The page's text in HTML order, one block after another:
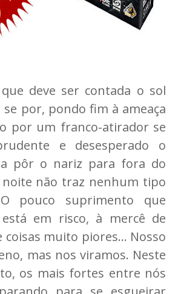
deve ser contada o sol
por, pondo fim à ameaça
por um franco-atirador se
e desesperado o
pôr o nariz para fora do
noite não traz nenhum tipo
pouco suprimento que
em risco, à mercê de
coisas muito piores... Nosso
mas nos viramos. Neste
os mais fortes entre nós